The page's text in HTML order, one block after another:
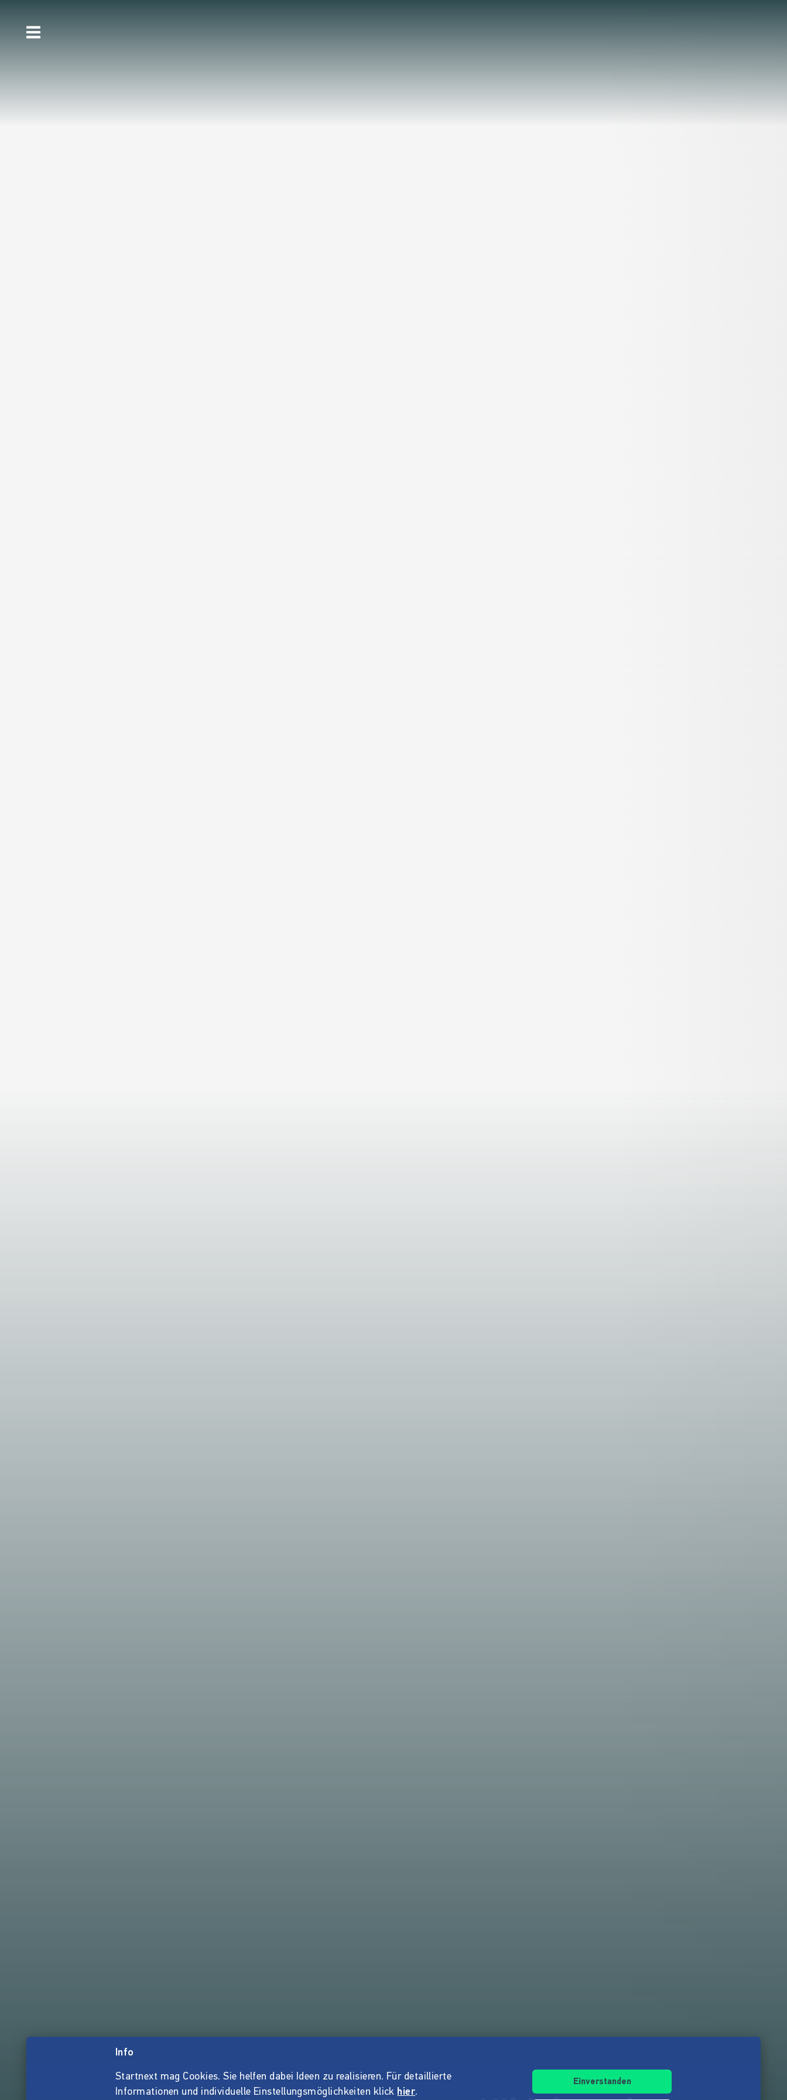
Info
Startnext mag Cookies. Sie helfen dabei Ideen zu realisieren. Für detaillierte
Informationen und individuelle Einstellungsmöglichkeiten klick hier.
Einverstanden